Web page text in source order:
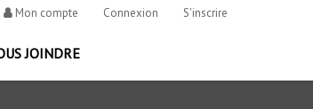
Mon compte Connexion S'inscrire
JOINDRE